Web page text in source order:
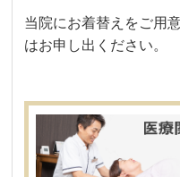
当院にお着替えをご用
はお申し出ください。